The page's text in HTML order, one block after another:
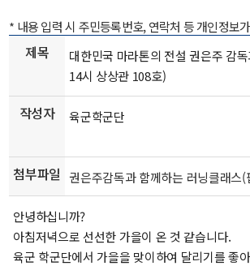
* 내용 입력 시 주민등록번호, 연락처 등 개인정보
제목
대한민국 마라톤의 전설 권은주 감
14시 상상관 108호)
작성자 육군학군단
첨부파일 권은주감독과 함께하는 러닝클래스
안녕하십니까?
아침저녁으로 선선한 가을이 온 것 같습니다.
육군 학군단에서 가을을 맞이하여 달리기를 좋